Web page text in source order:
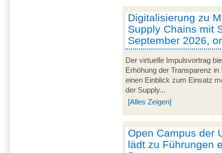
Digitalisierung zu
Supply Chains mit
September 2026,
Der virtuelle Impulsvortrag
Erhöhung der Transparenz
einen Einblick zum Einsatz
der Supply...
[Alles Zeigen]
Open Campus der
lädt zu Führungen